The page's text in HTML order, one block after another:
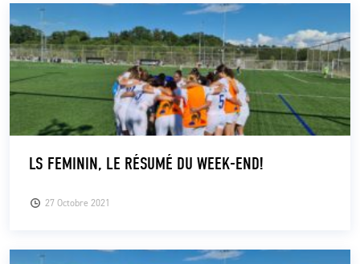
ACTUALITÉS
LS E-SHOP
L’APP DU LS
27 Octobre 2021
LS FEMININ, LE RÉSUMÉ DU WEEK-END!